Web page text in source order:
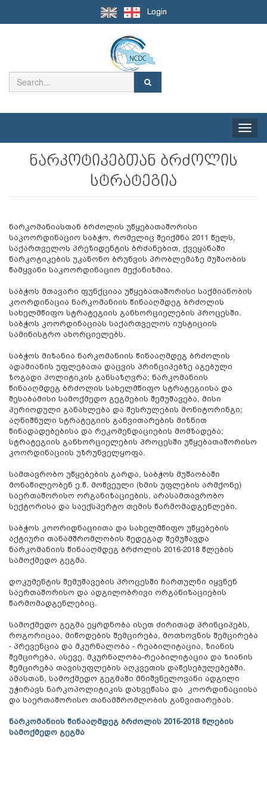
Login
Toggle
ნარკოტიკებთან ბრძოლის
სტრატეგია
ნარკომანიასთან ბრძოლის უწყებათაშორისი
საკოორდინაციო საბჭო, რომელიც შეიქმნა 2011 წელს,
საქართველოს პრეზიდენტის ბრძანებით, ქვეყანაში
ნარკოტიკების უკანონო ბრუნვის პრობლემაზე მუშაობის
წამყვანი საკოორდინაციო მექანიზმია.
საბჭოს მთავარი ფუნქციაა უწყებათაშორისი საქმიანობის
კოორდინაცია ნარკომანიის წინააღმდეგ ბრძოლის
სახელმწიფო სტრატეგიის განხორციელების პროცესში.
საბჭოს კოორდინაციას საქართველოს იუსტიციის
სამინისტრო ახორციელებს.
საბჭოს მიზანია ნარკომანიის წინააღმდეგ ბრძოლის
ადამიანის უფლებათა დაცვის პრინციპებზე აგებული
ზოგადი პოლიტიკის განსაზღვრა; ნარკომანიის
წინააღმდეგ ბრძოლის სახელმწიფო სტრატეგიისა და
შესაბამისი სამოქმედო გეგმების შემუშავება, მისი
პერიოდული განახლება და შესრულების მონიტორინგი;
აღნიშნული სტრატეგიის განვითარების მიზნით
წინადადებებისა და რეკომენდაციების მომზადება;
სტრატეგიის განხორციელების პროცესში უწყებათაშორისო
კოორდინაციის უზრუნველყოფა.
სამთავრობო უწყებების გარდა, საბჭოს მუშაობაში
მონაწილეობენ ე.წ. მოწვეული (ხმის უფლების არმქონე)
საერთაშორისო ორგანიზაციების, არასამთავრობო
სექტორისა და საექსპერტო თემის წარმომადგენლები.
საბჭოს კოორიდნაციითა და სახელმწიფო უწყებების
აქტიური თანამშრომლობის შედეგად შემუშავდა
ნარკომანიის წინააღმდეგ ბრძოლის 2016-2018 წლების
სამოქმედო გეგმა.
დოკუმენტის შემუშავების პროცესში ჩართულნი იყვნენ
საერთაშორისო და ადგილობრივი ორგანიზაციების
წარმომადგენლებიც.
სამოქმედო გეგმა ეყრდნობა ისეთ ძირითად პრინციპებს,
როგორიცაა, მიწოდების შემცირება, მოთხოვნის შემცირება
- პრევენცია და მკურნალობა - რეაბილიტაცია, ზიანის
შემცირება, ასევე, მკურნალობა-რეაბილიტაცია და ზიანის
შემცირება თავისუფლების აღკვეთის დაწესებულებებში.
ამასთან, სამოქმედო გეგმაში მნიშვნელოვანი ადგილი
უჭირავს ნარკოპოლიტიკის დახვეწასა და კოორდინაციისა
და საერთაშორისო თანამშრომლობის განვითარებას.
ნარკომანიის წინააღმდეგ ბრძოლის 2016-2018 წლების
სამოქმედო გეგმა